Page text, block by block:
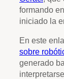
formando
iniciado la
En este
sobre
generado